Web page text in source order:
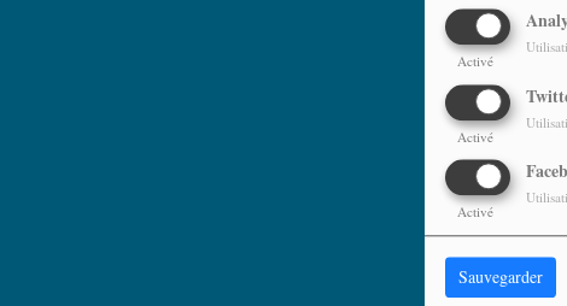
Activé
Activé
Activé
Sauvegarder